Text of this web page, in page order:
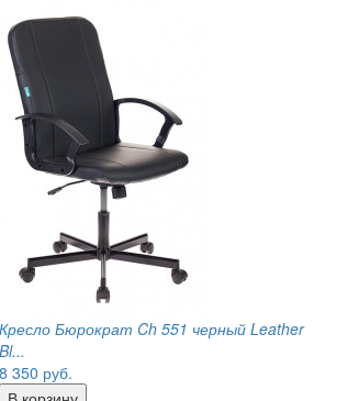
Кресло Бюрократ Ch 551 черный Leather
Bl...
8 350 руб.